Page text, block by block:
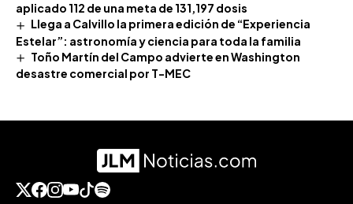
aplicado 112 de una meta de 131,197 dosis
Llega a Calvillo la primera edición de “Experiencia
Estelar”: astronomía y ciencia para toda la familia
Toño Martín del Campo advierte en Washington
desastre comercial por T-MEC